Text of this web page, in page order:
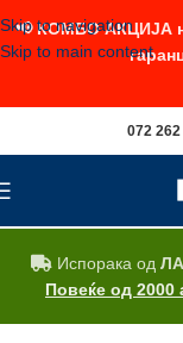
Skip to navigation
Skip to main content
072 262
Испорака од
Повеќе од 2000
📢 КОМБО АКЦИЈА